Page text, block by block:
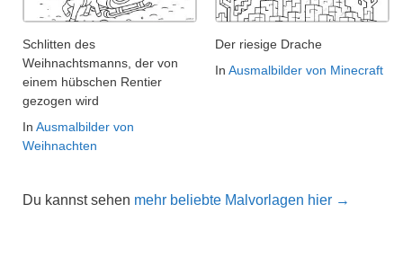
Schlitten des
Weihnachtsmanns, der von
einem hübschen Rentier
gezogen wird
In Ausmalbilder von
Weihnachten
Der riesige Drache
In Ausmalbilder von Minecraft
Du kannst sehen mehr beliebte Malvorlagen hier →